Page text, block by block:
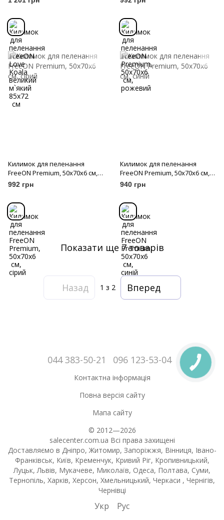
Килимок для пеленання
FreeON Premium, 50x70x6 см,
сірий
992 грн
Килимок для пеленання
FreeON Premium, 50x70x6 см,
синій
940 грн
Показати ще 7 товарів
Назад 1 з 2 Вперед
044 383-50-21 096 123-53-04
Контактна інформація
Повна версія сайту
Мапа сайту
© 2012—2026
salecenter.com.ua Всі права захищені
Доставляємо в Дніпро, Житомир, Запоріжжя, Вінниця, Івано-
Франківськ, Київ, Кременчук, Кривий Ріг, Кропивницький,
Луцьк, Львів, Мукачеве, Миколаїв, Одеса, Полтава, Суми,
Тернопіль, Харків, Херсон, Хмельницький, Черкаси , Чернігів,
Чернівці
Укр Рус